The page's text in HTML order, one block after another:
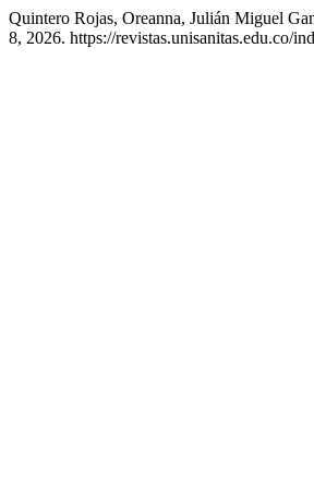
Quintero Rojas, Oreanna, Julián Miguel
8, 2026. https://revistas.unisanitas.edu.co/